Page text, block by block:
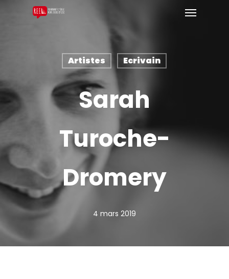
Artistes Ecrivain
Sarah
Turoche-
Dromery
4 mars 2019